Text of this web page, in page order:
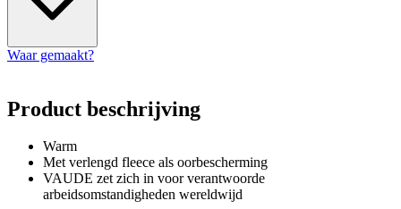
Waar gemaakt?
Product beschrijving
Warm
Met verlengd fleece als oorbescherming
VAUDE zet zich in voor verantwoorde
arbeidsomstandigheden wereldwijd